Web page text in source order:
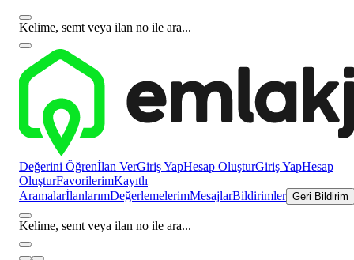
Kelime, semt veya ilan no ile ara...
Değerini Öğrenİlan VerGiriş YapHesap OluşturGiriş YapHesap
OluşturFavorilerimKayıtlı
AramalarİlanlarımDeğerlemelerimMesajlarBildirimler Geri Bildirim
Kelime, semt veya ilan no ile ara...